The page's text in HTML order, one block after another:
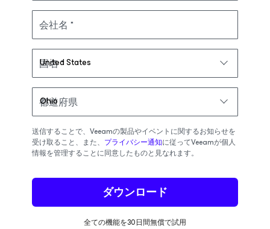
会社名
国名
都道府県
送信することで、Veeamの製品やイベントに関するお知らせを
受け取ること、また、 プライバシー通知に従ってVeeamが個人
情報を管理することに同意したものと見なれます。
ダウンロード
全ての機能を30日間無償で試用